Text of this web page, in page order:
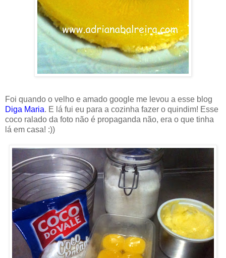
Foi quando o velho e amado google me levou a esse blog
Diga Maria. E lá fui eu para a cozinha fazer o quindim! Esse
coco ralado da foto não é propaganda não, era o que tinha
lá em casa! :))